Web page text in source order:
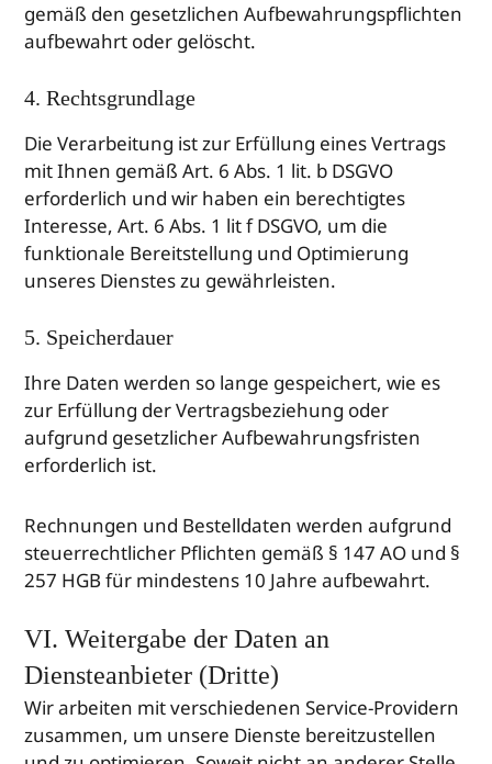
gemäß den gesetzlichen Aufbewahrungspflichten
aufbewahrt oder gelöscht.
4. Rechtsgrundlage
Die Verarbeitung ist zur Erfüllung eines Vertrags
mit Ihnen gemäß Art. 6 Abs. 1 lit. b DSGVO
erforderlich und wir haben ein berechtigtes
Interesse, Art. 6 Abs. 1 lit f DSGVO, um die
funktionale Bereitstellung und Optimierung
unseres Dienstes zu gewährleisten.
5. Speicherdauer
Ihre Daten werden so lange gespeichert, wie es
zur Erfüllung der Vertragsbeziehung oder
aufgrund gesetzlicher Aufbewahrungsfristen
erforderlich ist.
Rechnungen und Bestelldaten werden aufgrund
steuerrechtlicher Pflichten gemäß § 147 AO und §
257 HGB für mindestens 10 Jahre aufbewahrt.
VI. Weitergabe der Daten an
Diensteanbieter (Dritte)
Wir arbeiten mit verschiedenen Service-Providern
zusammen, um unsere Dienste bereitzustellen